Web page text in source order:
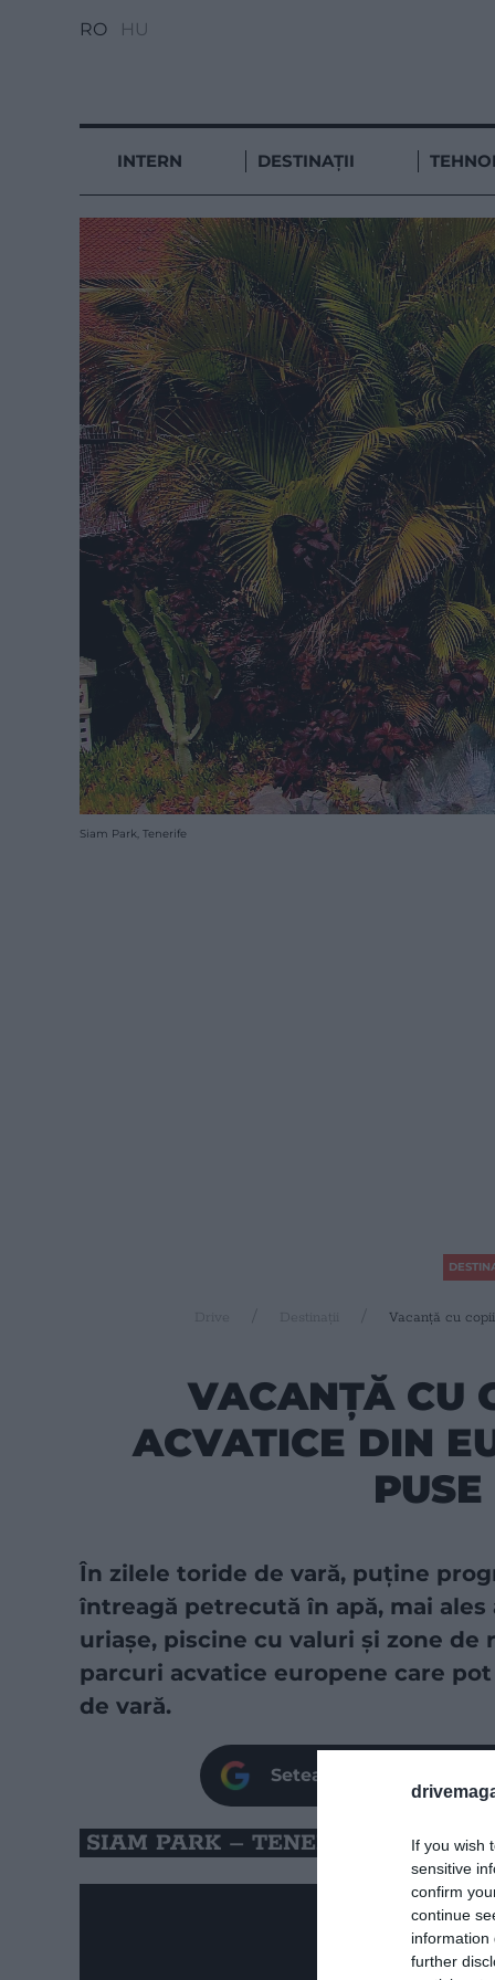
If you wish
sensitive
confirm
continue
information
further
RO HU
INTERN DESTINAȚII
Siam Park, Tenerife
Drive Vacanță cu
VACANȚĂ CU
ACVATICE DIN
În zilele toride de vară, puține
întreagă petrecută în apă, mai
uriașe, piscine cu valuri și zone
parcuri acvatice europene care
de vară.
Setează site-ul nostru
SIAM PARK – TENERIFE, SPANIA